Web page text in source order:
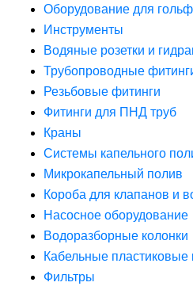
Оборудование для
Инструменты
Водяные розетки и
Трубопроводные
Резьбовые фитинги
Фитинги для ПНД труб
Краны
Системы капельного
Микрокапельный полив
Короба для клапанов и
Насосное оборудование
Водоразборные колонки
Кабельные пластиковые
Фильтры